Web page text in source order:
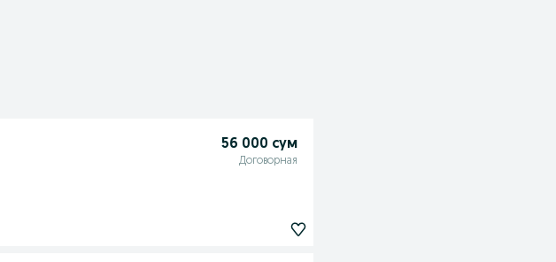
56 000 сум
Договорная